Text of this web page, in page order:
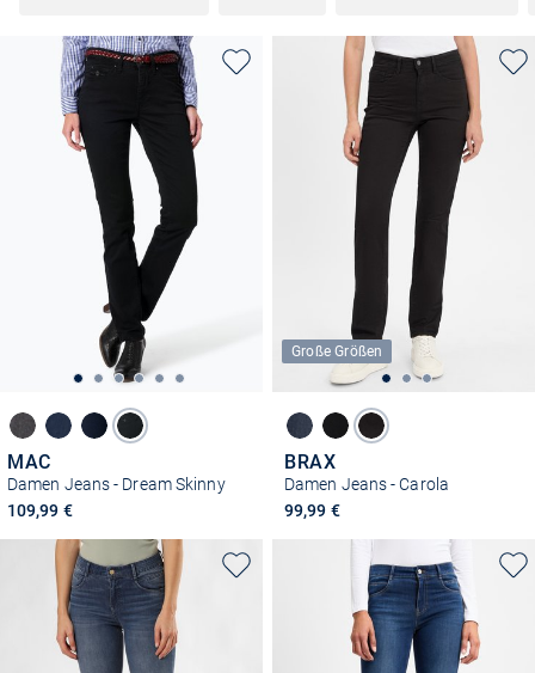
MAC
Damen Jeans - Dream Skinny
109,99 €
Große Größen
BRAX
Damen Jeans - Carola
99,99 €